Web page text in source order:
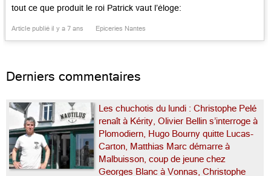
tout ce que produit le roi Patrick vaut l’éloge:
d’esturgeon, filets de thon à l’huile d’olive,
Article publié il y a 7 ans Epiceries Nantes
Derniers commentaires
Les chuchotis du lundi : Christophe Pelé
renaît à Kérity, Olivier Bellin s’interroge à
Plomodiern, Hugo Bourny quitte Lucas-
Carton, Matthias Marc démarre à
Malbuisson, coup de jeune chez
Georges Blanc à Vonnas, Christophe